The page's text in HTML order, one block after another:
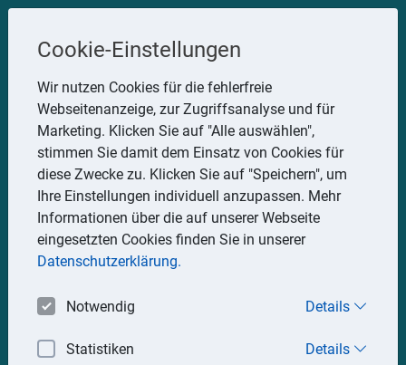
Steuerberater
Uwe Glauner
Erlachstraße 28, 75217 Birkenfeld
Telefon: 07082 7935533
Mobil: 0151 15330111
E-Mail:stbglauner@t-online.de
Impressum Datenschutz
Cookie-Einstellungen
Wir nutzen Cookies für die fehlerfreie
Webseitenanzeige, zur Zugriffsanalyse und für
Marketing. Klicken Sie auf "Alle auswählen",
stimmen Sie damit dem Einsatz von Cookies für
diese Zwecke zu. Klicken Sie auf "Speichern", um
Ihre Einstellungen individuell anzupassen. Mehr
Informationen über die auf unserer Webseite
eingesetzten Cookies finden Sie in unserer
Datenschutzerklärung.
Notwendig Details
Statistiken Details